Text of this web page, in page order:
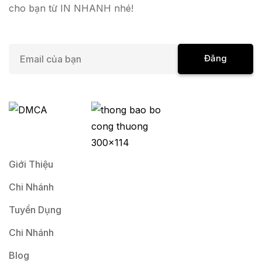
cho bạn từ IN NHANH nhé!
i
Đăng
Giới Thiệu
Chi Nhánh
Tuyển Dụng
Chi Nhánh
Blog